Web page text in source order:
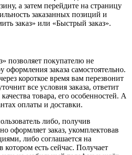
а затем перейдите на страницу
заказанных позиций и
заказ» или «Быстрый заказ».
позволяет покупателю не
оформления заказа самостоятельно.
короткое время вам перезвонит
все условия заказа, ответит
товара, его особенностей. А
оплаты и доставки.
либо, получив
оформляет заказ, укомплектовав
либо соглашается на
есть сейчас. Получает